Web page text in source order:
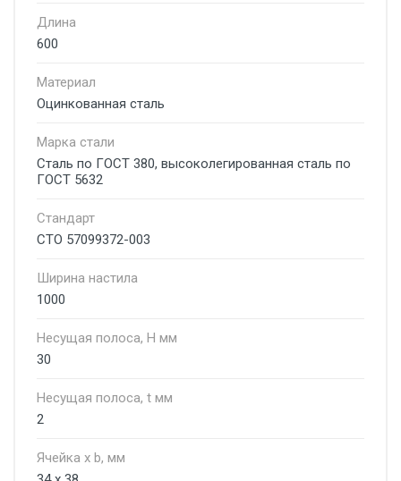
Длина
600
Материал
Оцинкованная сталь
Марка стали
Сталь по ГОСТ 380, высоколегированная сталь по
ГОСТ 5632
Стандарт
СТО 57099372-003
Ширина настила
1000
Несущая полоса, H мм
30
Несущая полоса, t мм
2
Ячейкa x b, мм